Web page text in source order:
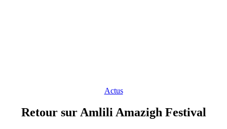
Actus
Retour sur Amlili Amazigh Festival